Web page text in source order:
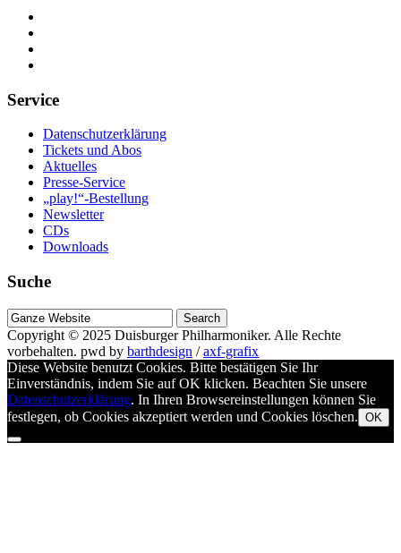
Service
Datenschutzerklärung
Tickets und Abos
Aktuelles
Presse-Service
„play!“-Bestellung
Newsletter
CDs
Downloads
Suche
Suche
nach
Copyright © 2025 Duisburger Philharmoniker. Alle Rechte
vorbehalten. pwd by barthdesign /axf-grafix
Diese Website benutzt Cookies. Bitte bestätigen Sie Ihr
Einverständnis, indem Sie auf OK klicken. Beachten Sie unsere
Datenschutzerklärung. In Ihren Browsereinstellungen können Sie
festlegen, ob Cookies akzeptiert werden und Cookies löschen. OK